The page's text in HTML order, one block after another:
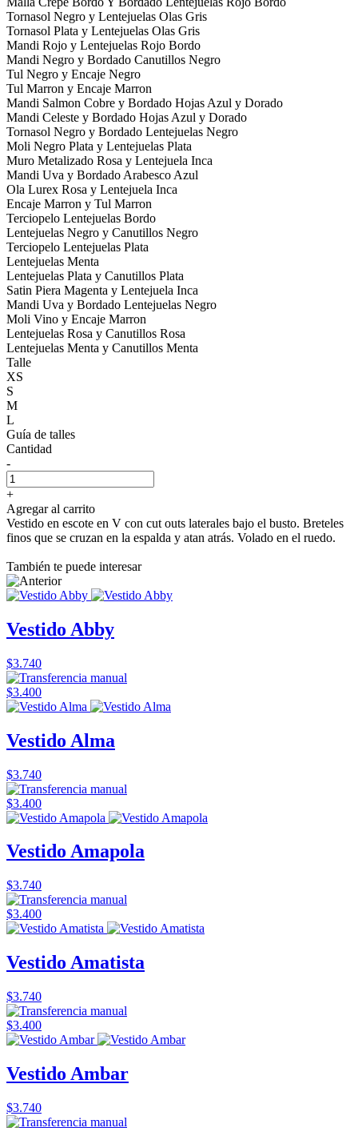
Tornasol Negro y Lentejuelas Olas Gris
Tornasol Plata y Lentejuelas Olas Gris
Mandi Rojo y Lentejuelas Rojo Bordo
Mandi Negro y Bordado Canutillos Negro
Tul Negro y Encaje Negro
Tul Marron y Encaje Marron
Mandi Salmon Cobre y Bordado Hojas Azul y Dorado
Mandi Celeste y Bordado Hojas Azul y Dorado
Tornasol Negro y Bordado Lentejuelas Negro
Moli Negro Plata y Lentejuelas Plata
Muro Metalizado Rosa y Lentejuela Inca
Mandi Uva y Bordado Arabesco Azul
Ola Lurex Rosa y Lentejuela Inca
Encaje Marron y Tul Marron
Terciopelo Lentejuelas Bordo
Lentejuelas Negro y Canutillos Negro
Terciopelo Lentejuelas Plata
Lentejuelas Menta
Lentejuelas Plata y Canutillos Plata
Satin Piera Magenta y Lentejuela Inca
Mandi Uva y Bordado Lentejuelas Negro
Moli Vino y Encaje Marron
Lentejuelas Rosa y Canutillos Rosa
Lentejuelas Menta y Canutillos Menta
Talle
XS
S
M
L
Guía de talles
Cantidad
-
+
Agregar al carrito
Vestido en escote en V con cut outs laterales bajo el busto. Breteles
finos que se cruzan en la espalda y atan atrás. Volado en el ruedo.
También te puede interesar
Vestido Abby
$3.740
$3.400
Vestido Alma
$3.740
$3.400
Vestido Amapola
$3.740
$3.400
Vestido Amatista
$3.740
$3.400
Vestido Ambar
$3.740